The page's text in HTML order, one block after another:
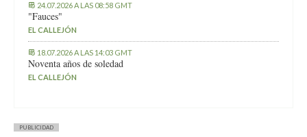
24.07.2026 A LAS 08:58 GMT
"Fauces"
EL CALLEJÓN
18.07.2026 A LAS 14:03 GMT
Noventa años de soledad
EL CALLEJÓN
PUBLICIDAD